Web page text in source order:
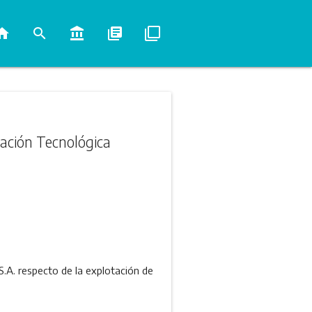
search account_balance library_books filter_none
Tecnológica
respecto de la explotación de